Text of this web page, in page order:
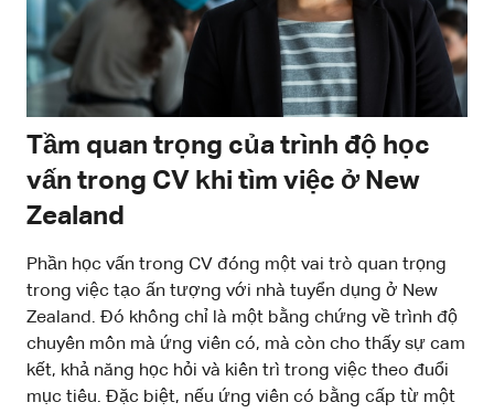
Tầm quan trọng của trình độ học
vấn trong CV khi tìm việc ở New
Zealand
Phần học vấn trong CV đóng một vai trò quan trọng
trong việc tạo ấn tượng với nhà tuyển dụng ở New
Zealand. Đó không chỉ là một bằng chứng về trình độ
chuyên môn mà ứng viên có, mà còn cho thấy sự cam
kết, khả năng học hỏi và kiên trì trong việc theo đuổi
mục tiêu. Đặc biệt, nếu ứng viên có bằng cấp từ một